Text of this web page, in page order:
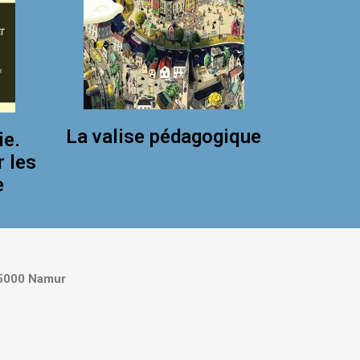
les
La valise pédagogique
Namur